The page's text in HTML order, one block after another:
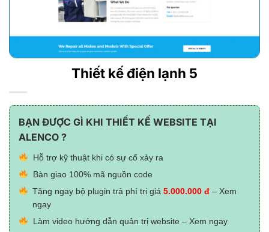
Thiết kế điện lạnh 5
BẠN ĐƯỢC GÌ KHI THIẾT KẾ WEBSITE TẠI
ALENCO ?
Hỗ trợ kỹ thuật khi có sự cố xảy ra
Bàn giao 100% mã nguồn code
Tặng ngay bộ plugin trả phí trị giá5.000.000 đ – Xem
ngay
Làm video hướng dẫn quản trị website – Xem ngay